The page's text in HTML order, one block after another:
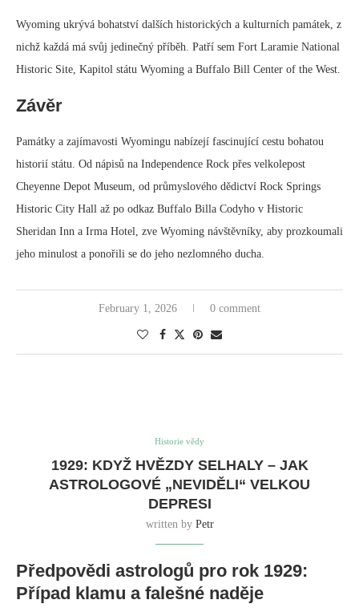
Wyoming ukrývá bohatství dalších historických a kulturních památek, z
nichž každá má svůj jedinečný příběh. Patří sem Fort Laramie National
Historic Site, Kapitol státu Wyoming a Buffalo Bill Center of the West.
Závěr
Památky a zajímavosti Wyomingu nabízejí fascinující cestu bohatou
historií státu. Od nápisů na Independence Rock přes velkolepost
Cheyenne Depot Museum, od průmyslového dědictví Rock Springs
Historic City Hall až po odkaz Buffalo Billa Codyho v Historic
Sheridan Inn a Irma Hotel, zve Wyoming návštěvníky, aby prozkoumali
jeho minulost a ponořili se do jeho nezlomného ducha.
February 1, 2026 0 comment
Historie vědy
1929: KDYŽ HVĚZDY SELHALY – JAK
ASTROLOGOVÉ „NEVIDĚLI“ VELKOU
DEPRESI
written by Petr
Předpovědi astrologů pro rok 1929:
Případ klamu a falešné naděje